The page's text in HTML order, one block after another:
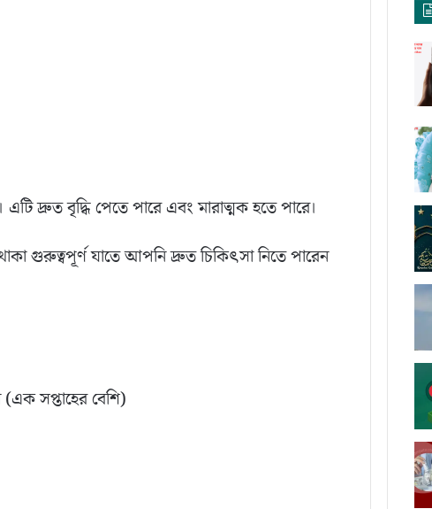
এটি দ্রুত বৃদ্ধি পেতে পারে এবং মারাত্মক হতে পারে।
গুরুত্বপূর্ণ যাতে আপনি দ্রুত চিকিৎসা নিতে পারেন
(এক সপ্তাহের বেশি)